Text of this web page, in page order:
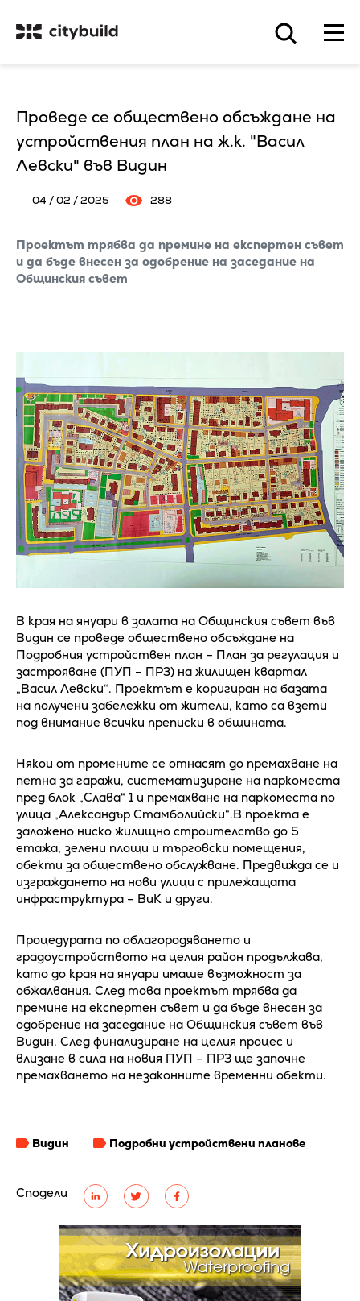
Сподели
Проведе се обществено обсъждане на
устройствения план на ж.к. "Васил
Левски" във Видин
04 / 02 / 2025 288
Проектът трябва да премине на експертен съвет
и да бъде внесен за одобрение на заседание на
Общинския съвет
В края на януари в залата на Общинския съвет във
Видин се проведе обществено обсъждане на
Подробния устройствен план – План за регулация и
застрояване (ПУП – ПРЗ) на жилищен квартал
„Васил Левски“. Проектът е коригиран на базата
на получени забележки от жители, като са взети
под внимание всички преписки в общината.
Някои от промените се отнасят до премахване на
петна за гаражи, систематизиране на паркоместа
пред блок „Слава“ 1 и премахване на паркоместа по
улица „Александър Стамболийски“.В проекта е
заложено ниско жилищно строителство до 5
етажа, зелени площи и търговски помещения,
обекти за обществено обслужване. Предвижда се и
изграждането на нови улици с прилежащата
инфраструктура – ВиК и други.
Процедурата по облагородяването и
градоустройството на целия район продължава,
като до края на януари имаше възможност за
обжалвания. След това проектът трябва да
премине на експертен съвет и да бъде внесен за
одобрение на заседание на Общинския съвет във
Видин. След финализиране на целия процес и
влизане в сила на новия ПУП – ПРЗ ще започне
премахването на незаконните временни обекти.
Видин Подробни устройствени планове